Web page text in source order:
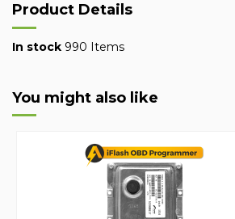
Product Details
In stock 990 Items
You might also like